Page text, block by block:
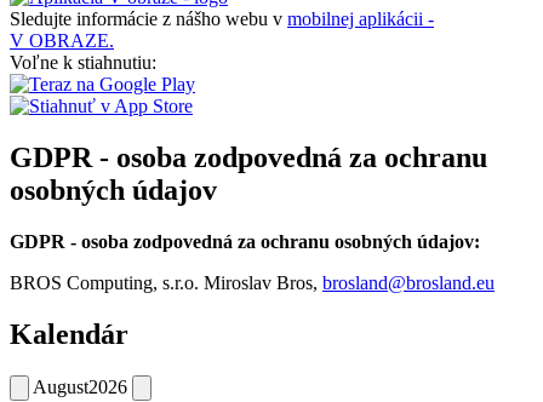
Sledujte informácie z nášho webu v mobilnej aplikácii -
V OBRAZE.
Voľne k stiahnutiu:
GDPR - osoba zodpovedná za ochranu
osobných údajov
GDPR - osoba zodpovedná za ochranu osobných údajov:
BROS Computing, s.r.o. Miroslav Bros, brosland@brosland.eu
Kalendár
August2026